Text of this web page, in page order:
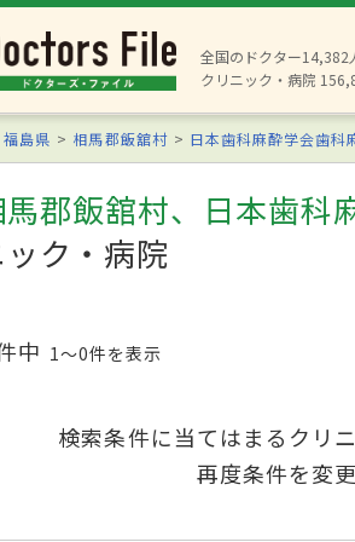
全国のドクター14,382
クリニック・病院
福島県 相馬郡飯舘村 日本歯科麻酔学会歯科
郡飯舘村、日本歯科
ック・病院
中 1〜0件を表示
検索条件に当てはまるクリ
再度条件を変